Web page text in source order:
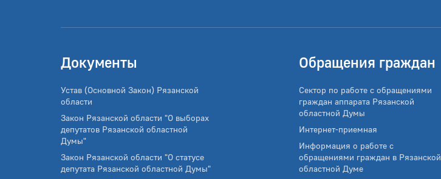
Документы
Устав (Основной Закон) Рязанской
области
Закон Рязанской области "О выборах
депутатов Рязанской областной
Думы"
Закон Рязанской области "О статусе
депутата Рязанской областной Думы"
Обращения граждан
Сектор по работе с обращениями
граждан аппарата Рязанской
областной Думы
Интернет-приемная
Информация о работе с
обращениями граждан в Рязанской
областной Думе